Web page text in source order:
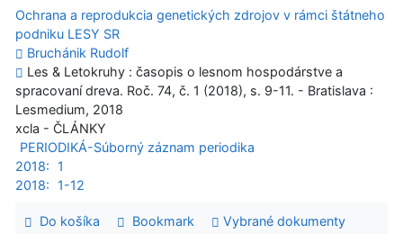
Ochrana a reprodukcia genetických zdrojov v rámci štátneho
podniku LESY SR
Bruchánik Rudolf
Les & Letokruhy : časopis o lesnom hospodárstve a
spracovaní dreva. Roč. 74, č. 1 (2018), s. 9-11. - Bratislava :
Lesmedium, 2018
xcla - ČLÁNKY
PERIODIKÁ-Súborný záznam periodika
2018:
1
2018:
1-12
Do košíka Bookmark Vybrané dokumenty